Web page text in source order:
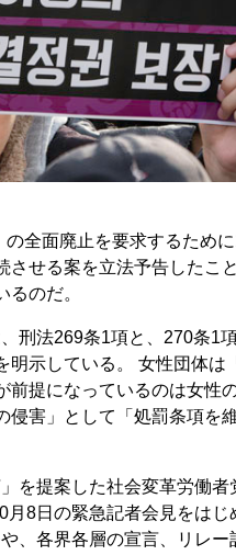
全面廃止を要求するため
させる案を立法予告したこ
るのだ。
刑法269条1項と、270条1
明示している。 女性団体は
前提になっているのは女性
侵害」として「処罰条項を
を提案した社会変革労働者
8日の緊急記者会見をはじ
、各界各層の宣言、リレー